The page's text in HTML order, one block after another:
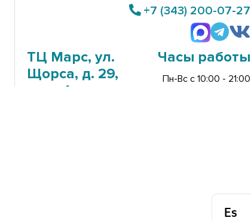
+7 (343) 200-07-27
ТЦ Марс, ул.
Щорса, д. 29,
этаж 1
Часы работы
Пн-Вс с 10:00 - 21:00
+7 (343) 200-07-27